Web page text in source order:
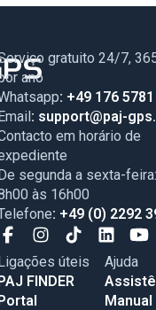
gratuito 24/7,
ano
: +49 176
: support@paj-
em horário de
segunda a sexta-
às 16h00
: +49 (0) 2292
úteis
FINDER
Ajuda
Manual